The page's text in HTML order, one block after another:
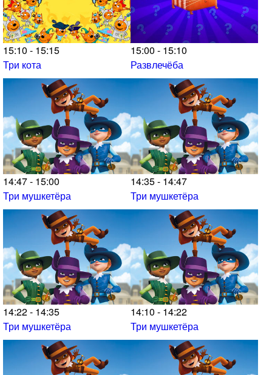
15:10 - 15:15
Три кота
15:00 - 15:10
Развлечёба
14:47 - 15:00
Три мушкетёра
14:35 - 14:47
Три мушкетёра
14:22 - 14:35
Три мушкетёра
14:10 - 14:22
Три мушкетёра